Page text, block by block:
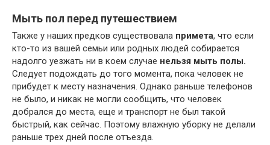
Мыть пол перед путешествием
Также у наших предков существовала примета, что если
кто-то из вашей семьи или родных людей собирается
надолго уезжать ни в коем случае нельзя мыть полы.
Следует подождать до того момента, пока человек не
прибудет к месту назначения. Однако раньше телефонов
не было, и никак не могли сообщить, что человек
добрался до места, еще и транспорт не был такой
быстрый, как сейчас. Поэтому влажную уборку не делали
раньше трех дней после отъезда.